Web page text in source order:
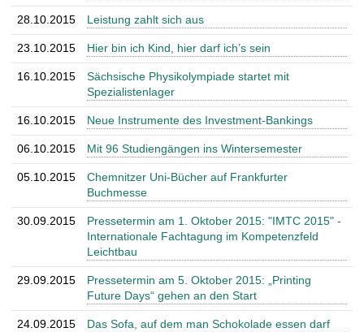
28.10.2015 Leistung zahlt sich aus
23.10.2015 Hier bin ich Kind, hier darf ich’s sein
16.10.2015
Sächsische Physikolympiade startet mit
Spezialistenlager
16.10.2015 Neue Instrumente des Investment-Bankings
06.10.2015 Mit 96 Studiengängen ins Wintersemester
05.10.2015
Chemnitzer Uni-Bücher auf Frankfurter
Buchmesse
30.09.2015
Pressetermin am 1. Oktober 2015: "IMTC 2015" -
Internationale Fachtagung im Kompetenzfeld
Leichtbau
29.09.2015
Pressetermin am 5. Oktober 2015: „Printing
Future Days“ gehen an den Start
24.09.2015 Das Sofa, auf dem man Schokolade essen darf